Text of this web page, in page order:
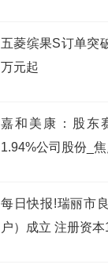
五菱缤果S订单突
万元起
嘉和美康：股东
1.94%公司股份_
每日快报!瑞丽市
户）成立 注册资